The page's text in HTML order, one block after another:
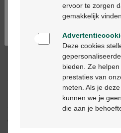
Productbeschrijving
Eigenschappen
Continuez
ervoor te zorgen
gemakkelijk
Deze cookies
bieden. Ze
prestaties van
meten. Als je
kunnen we je
die aan je